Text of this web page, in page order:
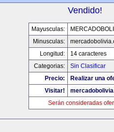
Vendido!
Mayusculas:
Minusculas:
Longitud:
14 caracteres
Categorias:
Sin Clasificar
Precio:
Realizar una
Visitar!
Serán consideradas